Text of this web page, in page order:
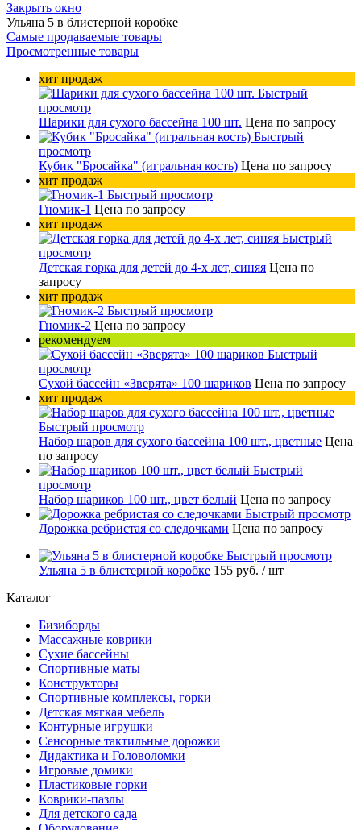
Закрыть окно
Ульяна 5 в блистерной коробке
Самые продаваемые товары
Просмотренные товары
хит продаж
Быстрый
просмотр
Шарики для сухого бассейна 100 шт. Цена по запросу
Быстрый
просмотр
Кубик "Бросайка" (игральная кость) Цена по запросу
хит продаж
Быстрый просмотр
Гномик-1 Цена по запросу
хит продаж
Быстрый
просмотр
Детская горка для детей до 4-х лет, синяя Цена по
запросу
хит продаж
Быстрый просмотр
Гномик-2 Цена по запросу
рекомендуем
Быстрый
просмотр
Сухой бассейн «Зверята» 100 шариков Цена по запросу
хит продаж
Быстрый просмотр
Набор шаров для сухого бассейна 100 шт., цветные Цена
по запросу
Быстрый
просмотр
Набор шариков 100 шт., цвет белый Цена по запросу
Быстрый просмотр
Дорожка ребристая со следочками Цена по запросу
Быстрый просмотр
Ульяна 5 в блистерной коробке 155 руб. / шт
Каталог
Бизиборды
Массажные коврики
Сухие бассейны
Спортивные маты
Конструкторы
Спортивные комплексы, горки
Детская мягкая мебель
Контурные игрушки
Сенсорные тактильные дорожки
Дидактика и Головоломки
Игровые домики
Пластиковые горки
Коврики-пазлы
Для детского сада